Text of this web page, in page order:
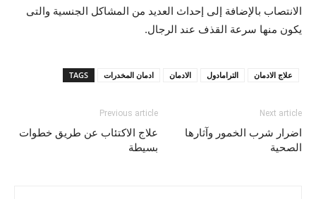
الانتصاب بالإضافة إلى إحداث العديد من المشاكل الجنسية والتى
يكون منها سرعة القذف عند الرجال.
TAGS ادمان المخدرات الادمان الترامادول علاج الادمان
Previous article
علاج الاكتئاب عن طريق خطوات
بسيطة
Next article
اضرار شرب الخمور وآثارها
الصحية